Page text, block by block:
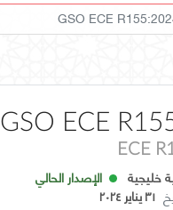
GSO ECE
GSO ECE
ECE
خليجية
الإصدار الحالي
٣١ يناير ٢٠٢٤